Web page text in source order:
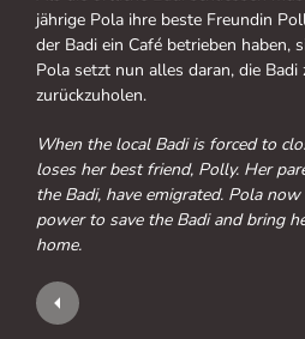
jährige Pola ihre beste Freundin
der Badi ein Café betrieben haben,
Pola setzt nun alles daran, die
zurückzuholen.
When the local Badi is forced to
loses her best friend, Polly. Her
the Badi, have emigrated. Pola
power to save the Badi and bring
home.